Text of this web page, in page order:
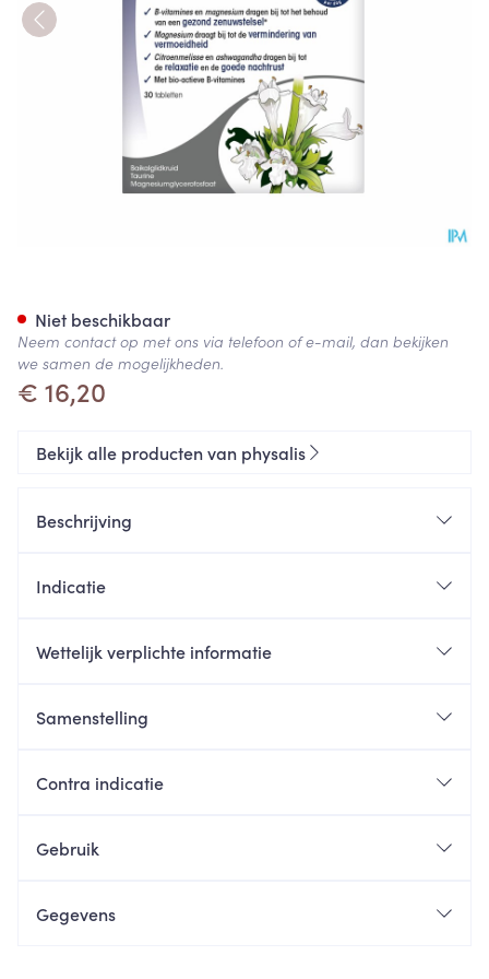
€ 16,20
Niet beschikbaar
Neem contact op met ons via telefoon of e-mail, dan bekijken
we samen de mogelijkheden.
Bekijk alle producten van physalis
Beschrijving
Indicatie
Wettelijk verplichte informatie
Samenstelling
Contra indicatie
Gebruik
Gegevens